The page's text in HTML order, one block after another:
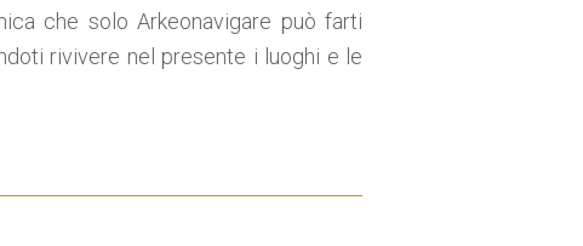
che solo Arkeonavigare può farti
rivivere nel presente i luoghi e le